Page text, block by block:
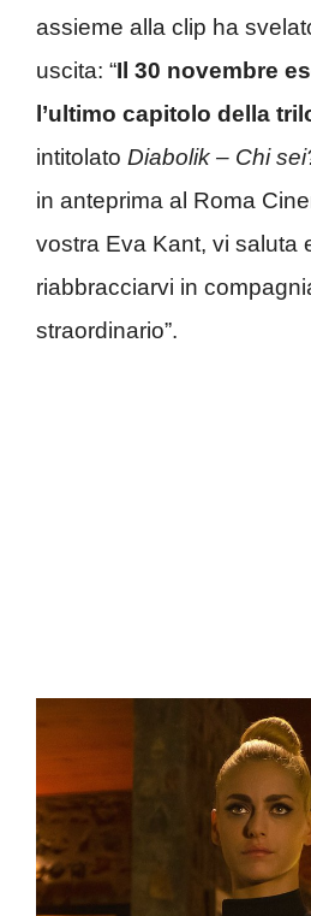
assieme alla clip ha
uscita: “Il 30 novembre
l’ultimo capitolo della
intitolato Diabolik – Chi
in anteprima al Roma
vostra Eva Kant, vi saluta
riabbracciarvi in
straordinario”.